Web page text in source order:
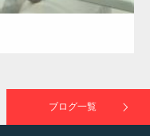
ブログ一覧